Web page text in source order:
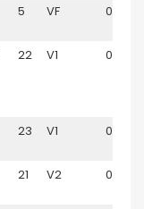
5 VF
22 V1
23 V1
21 V2